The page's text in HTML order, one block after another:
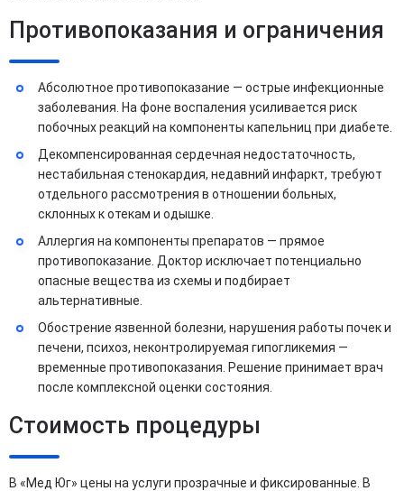
Противопоказания и ограничения
Абсолютное противопоказание — острые инфекционные
заболевания. На фоне воспаления усиливается риск
побочных реакций на компоненты капельниц при диабете.
Декомпенсированная сердечная недостаточность,
нестабильная стенокардия, недавний инфаркт, требуют
отдельного рассмотрения в отношении больных,
склонных к отекам и одышке.
Аллергия на компоненты препаратов — прямое
противопоказание. Доктор исключает потенциально
опасные вещества из схемы и подбирает
альтернативные.
Обострение язвенной болезни, нарушения работы почек и
печени, психоз, неконтролируемая гипогликемия —
временные противопоказания. Решение принимает врач
после комплексной оценки состояния.
Стоимость процедуры
В «Мед Юг» цены на услуги прозрачные и фиксированные. В